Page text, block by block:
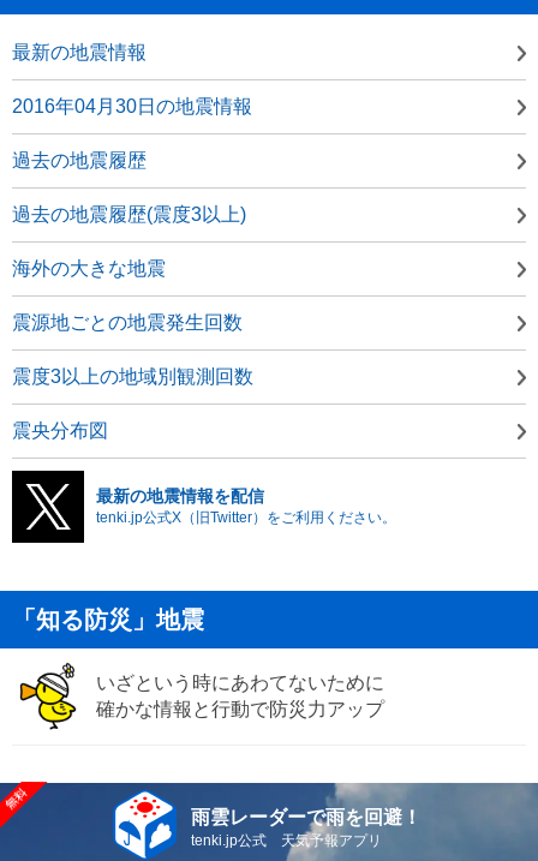
最新の地震情報
2016年04月30日の地震情報
過去の地震履歴
過去の地震履歴(震度3以上)
海外の大きな地震
震源地ごとの地震発生回数
震度3以上の地域別観測回数
震央分布図
最新の地震情報を配信
tenki.jp公式X（旧Twitter）をご利用ください。
「知る防災」地震
いざという時にあわてないために
確かな情報と行動で防災力アップ
雨雲レーダーで雨を回避！
tenki.jp公式 天気予報アプリ